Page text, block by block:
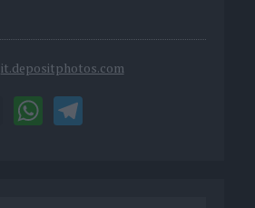
it.depositphotos.com